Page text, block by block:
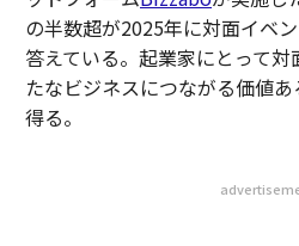
の半数超が2025年に対面イベ
答えている。起業家にとって
たなビジネスにつながる価値
得る。